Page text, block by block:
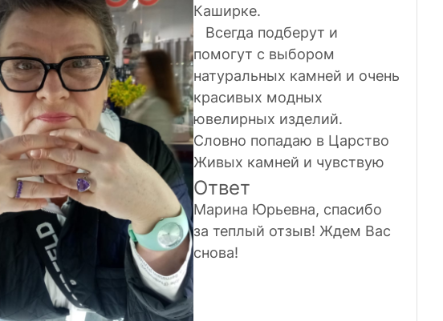
Каширке.
Всегда подберут и
помогут с выбором
натуральных камней и очень
красивых модных
ювелирных изделий.
Словно попадаю в Царство
Живых камней и чувствую
себя в этих украшениях
Хозяйкой Медной горы.
Спасибо Вам за то, что Вы
есть и даёте ощущение
Ответ
Марина Юрьевна, спасибо
за теплый отзыв! Ждем Вас
снова!